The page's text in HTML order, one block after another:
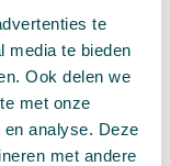
te
media te bieden
Ook delen we
met onze
analyse. Deze
met andere